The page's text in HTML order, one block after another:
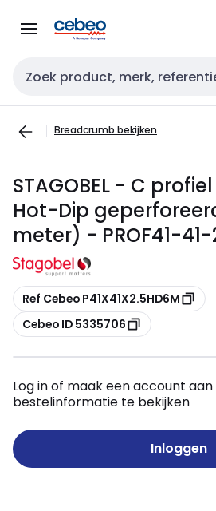
naar
naar
Zoekveld invoer
Breadcrumb bekijken
STAGOBEL - C profiel
Hot-Dip
meter) - PROF41-
Kopiëren
Ref Cebeo P41X41X2.5HD6M
Kopiëren
Cebeo ID 5335706
Log in of maak een account
bestelinformatie te bekijken
Inloggen